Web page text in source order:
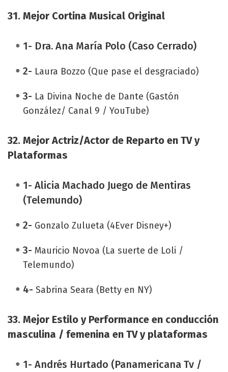
31. Mejor Cortina Musical Original
1- Dra. Ana María Polo (Caso Cerrado)
2- Laura Bozzo (Que pase el desgraciado)
3- La Divina Noche de Dante (Gastón
González/ Canal 9 / YouTube)
32. Mejor Actriz/Actor de Reparto en TV y
Plataformas
1- Alicia Machado Juego de Mentiras
(Telemundo)
2- Gonzalo Zulueta (4Ever Disney+)
3- Mauricio Novoa (La suerte de Loli /
Telemundo)
4- Sabrina Seara (Betty en NY)
33. Mejor Estilo y Performance en conducción
masculina / femenina en TV y plataformas
1- Andrés Hurtado (Panamericana Tv /